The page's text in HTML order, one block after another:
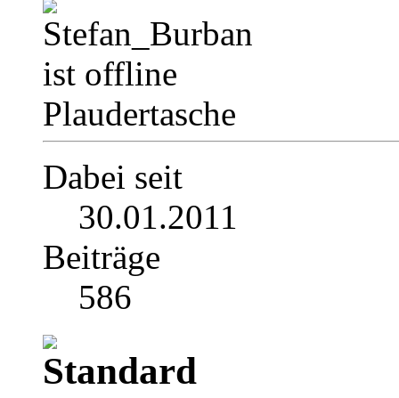
Plaudertasche
Dabei seit
30.01.2011
Beiträge
586